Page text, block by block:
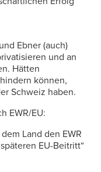
Ebner (auch)
und an
Hätten
können,
Schweiz haben.
EWR/EU:
Land den EWR
EU-Beitritt“